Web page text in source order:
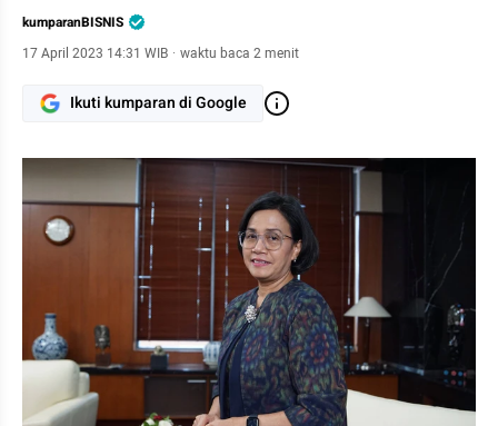
kumparanBISNIS
17 April 2023 14:31 WIB · waktu baca 2 menit
Ikuti kumparan di Google